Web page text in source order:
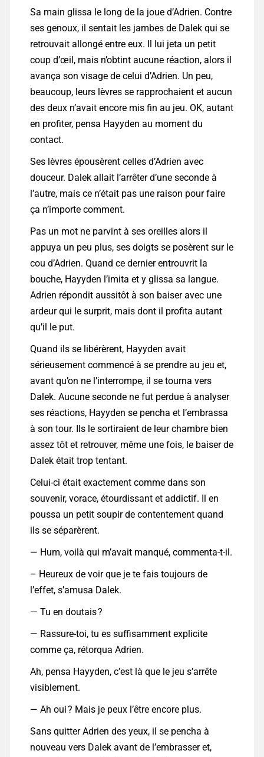
Sa main glissa le long de la joue d’Adrien. Contre
ses genoux, il sentait les jambes de Dalek qui se
retrouvait allongé entre eux. Il lui jeta un petit
coup d’œil, mais n’obtint aucune réaction, alors il
avança son visage de celui d’Adrien. Un peu,
beaucoup, leurs lèvres se rapprochaient et aucun
des deux n’avait encore mis fin au jeu. OK, autant
en profiter, pensa Hayyden au moment du
contact.
Ses lèvres épousèrent celles d’Adrien avec
douceur. Dalek allait l’arrêter d’une seconde à
l’autre, mais ce n’était pas une raison pour faire
ça n’importe comment.
Pas un mot ne parvint à ses oreilles alors il
appuya un peu plus, ses doigts se posèrent sur le
cou d’Adrien. Quand ce dernier entrouvrit la
bouche, Hayyden l’imita et y glissa sa langue.
Adrien répondit aussitôt à son baiser avec une
ardeur qui le surprit, mais dont il profita autant
qu’il le put.
Quand ils se libérèrent, Hayyden avait
sérieusement commencé à se prendre au jeu et,
avant qu’on ne l’interrompe, il se tourna vers
Dalek. Aucune seconde ne fut perdue à analyser
ses réactions, Hayyden se pencha et l’embrassa
à son tour. Ils le sortiraient de leur chambre bien
assez tôt et retrouver, même une fois, le baiser de
Dalek était trop tentant.
Celui-ci était exactement comme dans son
souvenir, vorace, étourdissant et addictif. Il en
poussa un petit soupir de contentement quand
ils se séparèrent.
— Hum, voilà qui m’avait manqué, commenta-t-il.
– Heureux de voir que je te fais toujours de
l’effet, s’amusa Dalek.
— Tu en doutais ?
— Rassure-toi, tu es suffisamment explicite
comme ça, rétorqua Adrien.
Ah, pensa Hayyden, c’est là que le jeu s’arrête
visiblement.
— Ah oui ? Mais je peux l’être encore plus.
Sans quitter Adrien des yeux, il se pencha à
nouveau vers Dalek avant de l’embrasser et,